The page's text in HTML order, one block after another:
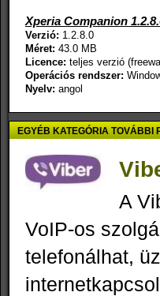
Xperia Companion
Verzió: 1.2.8.0
Méret: 43.0 MB
Licence: teljes verzió
Operációs rendszer:
Nyelv: angol
EGYÉB KATEGÓRIA TOVÁBBI
A
VoIP-os
telefonálhat,